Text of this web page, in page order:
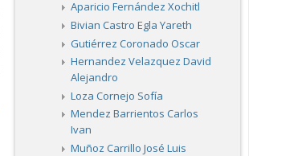
Aparicio Fernández Xochitl
Bivian Castro Egla Yareth
Gutiérrez Coronado Oscar
Hernandez Velazquez David
Alejandro
Loza Cornejo Sofía
Mendez Barrientos Carlos
Ivan
Muñoz Carrillo José Luis